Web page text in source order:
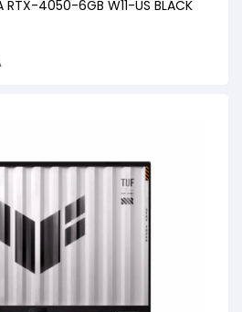
RTX-4050-6GB W11-US BLACK